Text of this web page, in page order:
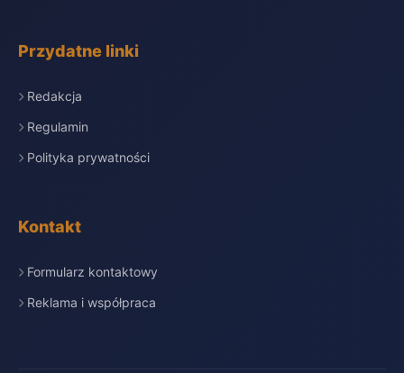
Przydatne linki
Redakcja
Regulamin
Polityka prywatności
Kontakt
Formularz kontaktowy
Reklama i współpraca